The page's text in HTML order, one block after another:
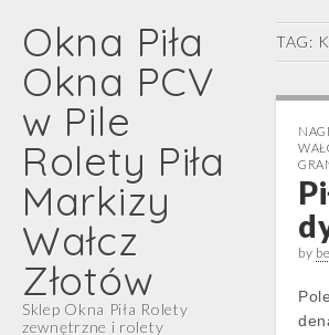
Okna Piła
Okna PCV
w Pile
Rolety Piła
Markizy
Wałcz
Złotów
Sklep Okna Piła Rolety
zewnętrzne i rolety
TAG:
by